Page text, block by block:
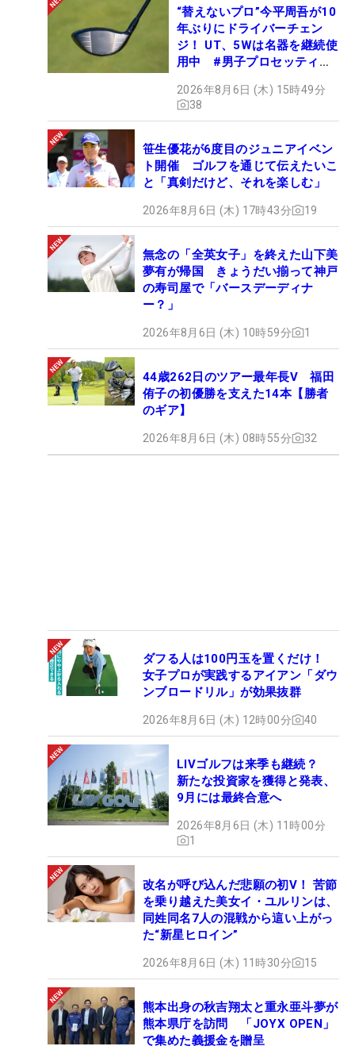
“替えないプロ”今平周吾が10
年ぶりにドライバーチェン
ジ！ UT、5Wは名器を継続使
用中 #男子プロセッティン
2026年8月6日 (木) 15時49分
38
笹生優花が6度目のジュニアイベン
ト開催 ゴルフを通じて伝えたいこ
と「真剣だけど、それを楽しむ」
2026年8月6日 (木) 17時43分 19
無念の「全英女子」を終えた山下美
夢有が帰国 きょうだい揃って神戸
の寿司屋で「バースデーディナ
ー？」
2026年8月6日 (木) 10時59分 1
44歳262日のツアー最年長V 福田
侑子の初優勝を支えた14本【勝者
のギア】
2026年8月6日 (木) 08時55分 32
ダフる人は100円玉を置くだけ！
女子プロが実践するアイアン「ダウ
ンブロードリル」が効果抜群
2026年8月6日 (木) 12時00分 40
LIVゴルフは来季も継続？
新たな投資家を獲得と発表、
9月には最終合意へ
2026年8月6日 (木) 11時00分
1
改名が呼び込んだ悲願の初V！ 苦節
を乗り越えた美女イ・ユルリンは、
同姓同名7人の混戦から這い上がっ
た“新星ヒロイン”
2026年8月6日 (木) 11時30分 15
熊本出身の秋吉翔太と重永亜斗夢が
熊本県庁を訪問 「JOYX OPEN」
で集めた義援金を贈呈